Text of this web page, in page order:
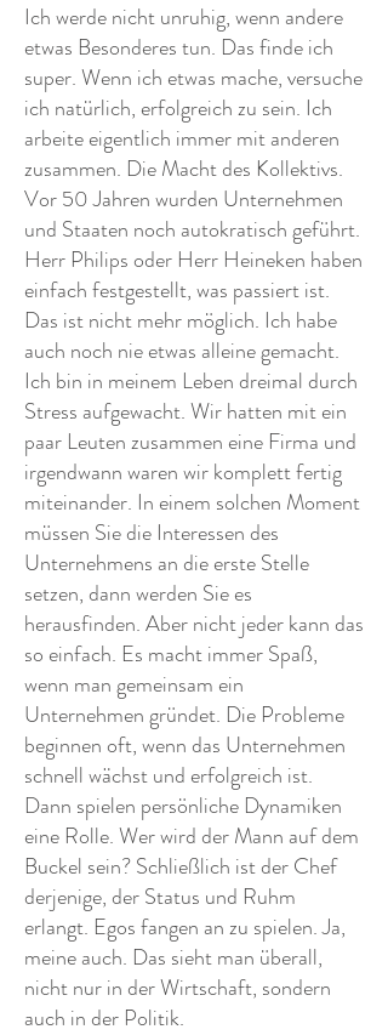
Ich werde nicht unruhig, wenn andere
etwas Besonderes tun. Das finde ich
super. Wenn ich etwas mache, versuche
ich natürlich, erfolgreich zu sein. Ich
arbeite eigentlich immer mit anderen
zusammen. Die Macht des Kollektivs.
Vor 50 Jahren wurden Unternehmen
und Staaten noch autokratisch geführt.
Herr Philips oder Herr Heineken haben
einfach festgestellt, was passiert ist.
Das ist nicht mehr möglich. Ich habe
auch noch nie etwas alleine gemacht.
Ich bin in meinem Leben dreimal durch
Stress aufgewacht. Wir hatten mit ein
paar Leuten zusammen eine Firma und
irgendwann waren wir komplett fertig
miteinander. In einem solchen Moment
müssen Sie die Interessen des
Unternehmens an die erste Stelle
setzen, dann werden Sie es
herausfinden. Aber nicht jeder kann das
so einfach. Es macht immer Spaß,
wenn man gemeinsam ein
Unternehmen gründet. Die Probleme
beginnen oft, wenn das Unternehmen
schnell wächst und erfolgreich ist.
Dann spielen persönliche Dynamiken
eine Rolle. Wer wird der Mann auf dem
Buckel sein? Schließlich ist der Chef
derjenige, der Status und Ruhm
erlangt. Egos fangen an zu spielen. Ja,
meine auch. Das sieht man überall,
nicht nur in der Wirtschaft, sondern
auch in der Politik.